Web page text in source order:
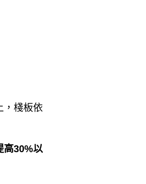
，棧板依
高30%以